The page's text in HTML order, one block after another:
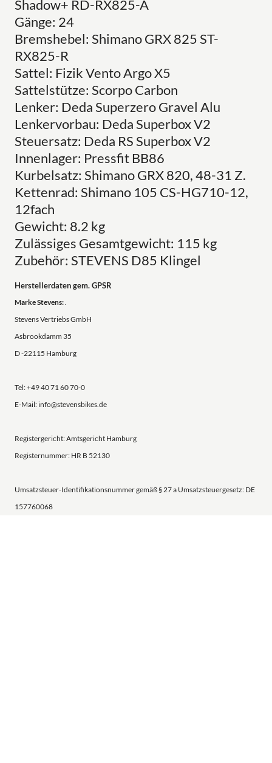
Shadow+ RD-RX825-A
Gänge: 24
Bremshebel: Shimano GRX 825 ST-
RX825-R
Sattel: Fizik Vento Argo X5
Sattelstütze: Scorpo Carbon
Lenker: Deda Superzero Gravel Alu
Lenkervorbau: Deda Superbox V2
Steuersatz: Deda RS Superbox V2
Innenlager: Pressfit BB86
Kurbelsatz: Shimano GRX 820, 48-31 Z.
Kettenrad: Shimano 105 CS-HG710-12,
12fach
Gewicht: 8.2 kg
Zulässiges Gesamtgewicht: 115 kg
Zubehör: STEVENS D85 Klingel
Herstellerdaten gem. GPSR
Marke Stevens:
Stevens Vertriebs GmbH
Asbrookdamm 35
D -22115 Hamburg
Tel: +49 40 71 60 70-0
E-Mail: info@stevensbikes.de
Registergericht: Amtsgericht Hamburg
Registernummer: HR B 52130
Umsatzsteuer-Identifikationsnummer gemäß § 27 a Umsatzsteuergesetz: DE
157760068